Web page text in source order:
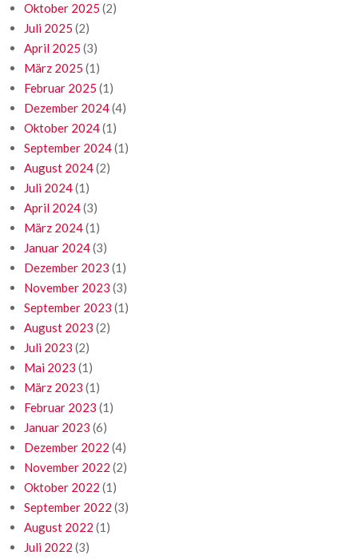
Oktober 2025 (2)
Juli 2025 (2)
April 2025 (3)
März 2025 (1)
Februar 2025 (1)
Dezember 2024(4)
Oktober 2024(1)
September 2024(1)
August 2024(2)
Juli 2024(1)
April 2024(3)
März 2024(1)
Januar 2024(3)
Dezember 2023 (1)
November 2023 (3)
September 2023 (1)
August 2023 (2)
Juli 2023 (2)
Mai 2023 (1)
März 2023 (1)
Februar 2023 (1)
Januar 2023 (6)
Dezember 2022 (4)
November 2022 (2)
Oktober 2022 (1)
September 2022 (3)
August 2022 (1)
Juli 2022 (3)